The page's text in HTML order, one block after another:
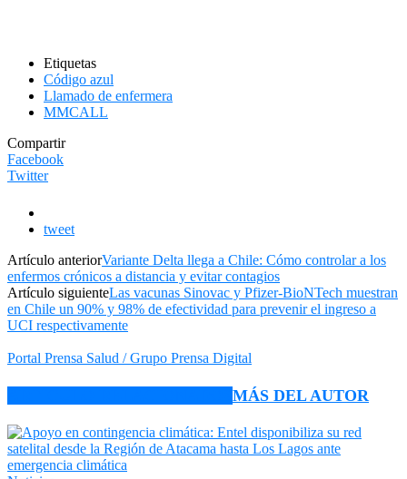
Etiquetas
Código azul
Llamado de enfermera
MMCALL
Compartir
Facebook
Twitter
tweet
Artículo anteriorVariante Delta llega a Chile: Cómo controlar a los
enfermos crónicos a distancia y evitar contagios
Artículo siguienteLas vacunas Sinovac y Pfizer-BioNTech muestran
en Chile un 90% y 98% de efectividad para prevenir el ingreso a
UCI respectivamente
Portal Prensa Salud / Grupo Prensa Digital
MÁS DEL AUTOR